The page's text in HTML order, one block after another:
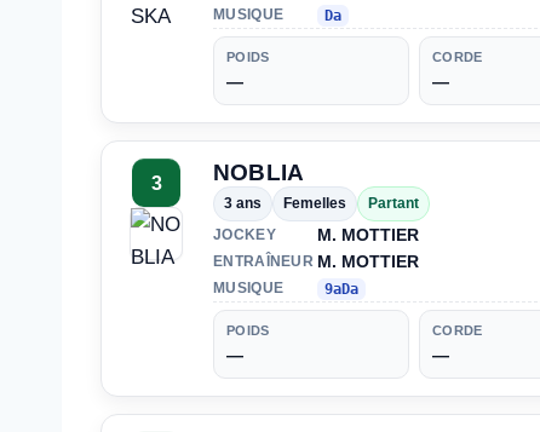
MUSIQUE Da
POIDS
—
CORDE
—
3 NOBLIA
3 ans Femelles
Partant
JOCKEY
M. MOTTIER
ENTRAÎNEUR M. MOTTIER
MUSIQUE 9aDa
POIDS
—
CORDE
—